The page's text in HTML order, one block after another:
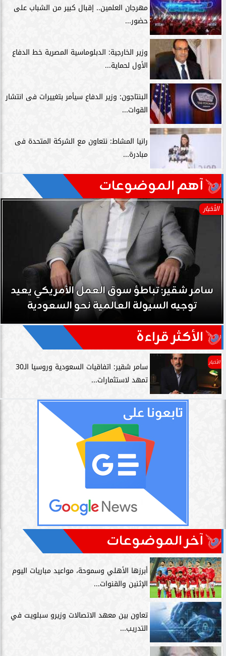
مهرجان العلمين.. إقبال كبير من الشباب على
حضور...
وزير الخارجية: الدبلوماسية المصرية خط الدفاع
الأول لحماية...
البنتاجون: وزير الدفاع سيأمر بتغييرات فى انتشار
القوات...
رانيا المشاط: نتعاون مع الشركة المتحدة فى
مبادرة...
آهم الموضوعات
الأخبار
سامر شقير: تباطؤ سوق العمل الأمريكي يعيد
توجيه السيولة العالمية نحو السعودية
الأكثر قراءة
الأخبار
سامر شقير: اتفاقيات السعودية وروسيا الـ30
تمهد لاستثمارات...
آخر الموضوعات
أبرزها الأهلي وسموحة، مواعيد مباريات اليوم
الإثنين والقنوات...
تعاون بين معهد الاتصالات وزيرو سبلويت في
التدريب...